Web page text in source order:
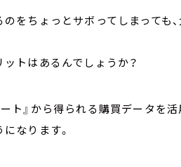
をちょっとサボってしまっても
トはあるんでしょうか？
ト』から得られる購買データを
なります。